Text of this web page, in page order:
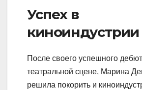
Успех в
киноиндустрии
После своего успешного
театральной сцене, Марина
решила покорить и